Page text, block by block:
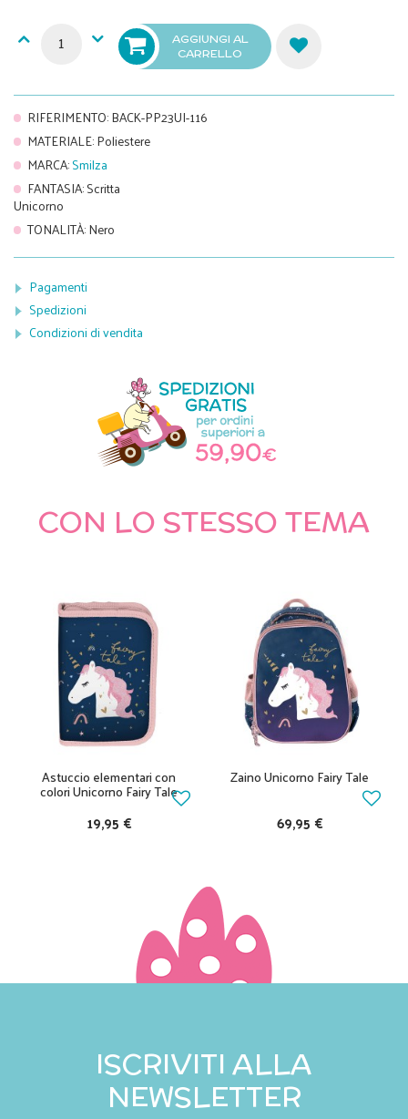
AGGIUNGI AL
CARRELLO
RIFERIMENTO:BACK-PP23UI-116
MATERIALE:Poliestere
MARCA:Smilza
FANTASIA:Scritta
Unicorno
TONALITÀ:Nero
Pagamenti
Spedizioni
Condizioni di vendita
CON LO STESSO TEMA
Astuccio elementari con
colori Unicorno Fairy Tale
19,95 €
Zaino Unicorno Fairy Tale
69,95 €
ISCRIVITI ALLA
NEWSLETTER